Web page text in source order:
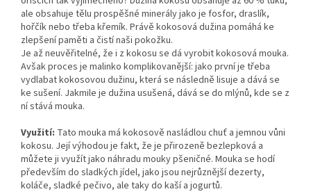
ale obsahuje tělu prospěšné minerály jako je fosfor, draslík,
hořčík nebo třeba křemík. Právě kokosová dužina pomáhá ke
zlepšení paměti a čistí naši pokožku.
Je až neuvěřitelné, že i z kokosu se dá vyrobit kokosová mouka.
Avšak proces je malinko komplikovanější: jako první je třeba
vydlabat kokosovou dužinu, která se následně lisuje a dává se
ke sušení. Jakmile je dužina usušená, dává se do mlýnů, kde se z
ní stává mouka.
Využití: Tato mouka má kokosově nasládlou chuť a jemnou vůni
kokosu. Její výhodou je fakt, že je přirozeně bezlepková a
můžete ji využít jako náhradu mouky pšeničné. Mouka se hodí
především do sladkých jídel, jako jsou nejrůznější dezerty,
koláče, sladké pečivo, ale taky do kaší a jogurtů.